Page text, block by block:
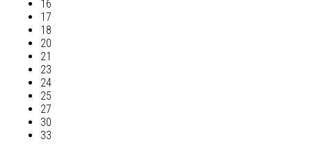
16
17
18
20
21
23
24
25
27
30
33